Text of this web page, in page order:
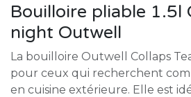
Bouilloire pliable 1.5l
night Outwell
La bouilloire Outwell Collaps
pour ceux qui recherchent
en cuisine extérieure. Elle est